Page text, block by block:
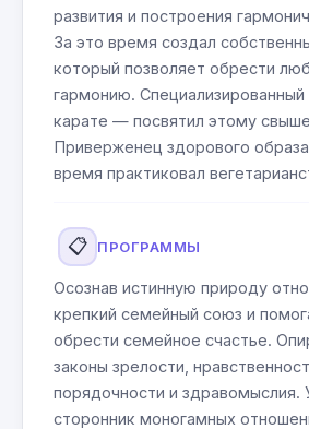
развития и построения
За это время создал
который позволяет обрести
гармонию. Специализированный
карате — посвятил этому
Приверженец здорового
время практиковал
📋 ПРОГРАММЫ
Осознав истинную природу
крепкий семейный союз и
обрести семейное счастье.
законы зрелости,
порядочности и здравомыслия.
сторонник моногамных